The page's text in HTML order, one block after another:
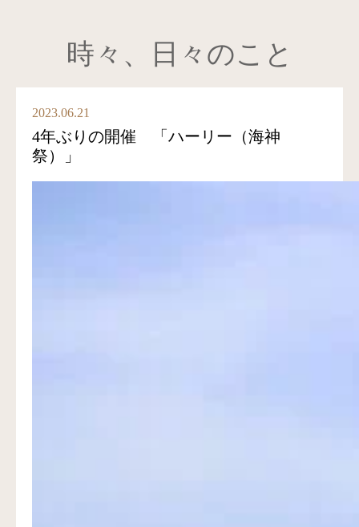
時々、日々のこと
2023.06.21
4年ぶりの開催 「ハーリー（海神
祭）」